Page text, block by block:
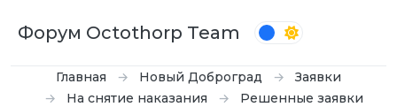
Форум Octothorp Team
Главная Новый Доброград
Заявки
На снятие наказания
Решенные заявки